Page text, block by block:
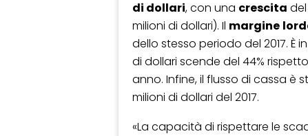
di dollari, con una crescita
milioni di dollari). Il margine
dello stesso periodo del 2017. È
di dollari scende del 44%
anno. Infine, il flusso di cassa è
milioni di dollari del 2017.
«La capacità di rispettare le